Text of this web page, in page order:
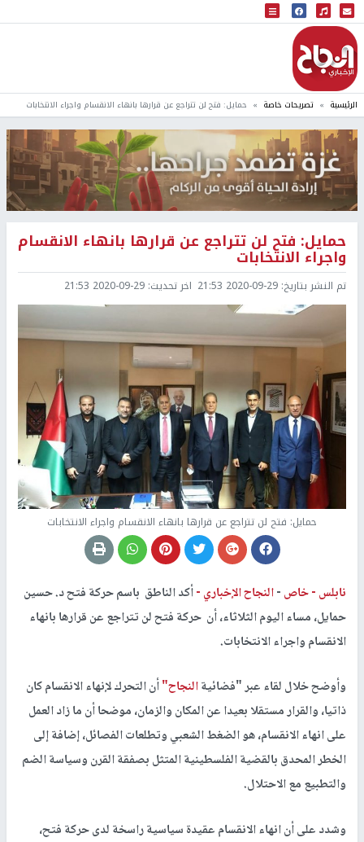
البث المباشر
إذاعة النجاح
الرئيسية تصريحات خاصة حمايل: فتح لن تتراجع عن قرارها بانهاء الانقسام واجراء الانتخابات
حمايل: فتح لن تتراجع عن قرارها بانهاء الانقسام
واجراء الانتخابات
تم النشر بتاريخ: 2020-09-29 21:53 اخر تحديث: 2020-09-29 21:53
حمايل: فتح لن تتراجع عن قرارها بانهاء الانقسام واجراء الانتخابات
نابلس -خاص-النجاح الإخباري -أكد الناطق باسم حركة فتح د. حسين
حمايل، مساء اليوم الثلاثاء، أن حركة فتح لن تتراجع عن قرارها بانهاء
الانقسام واجراء الانتخابات.
وأوضح خلال لقاء عبر "فضائيةالنجاح"أن التحرك لإنهاء الانقسام كان
ذاتيا، والقرار مستقلا بعيدا عن المكان والزمان، موضحا أن ما زاد العمل
على انهاء الانقسام، هو الضغط الشعبي وتطلعات الفصائل، إضافة إلى
الخطر المحدق بالقضية الفلسطينية المتثل بصفقة القرن وسياسة الضم
والتطبيع مع الاحتلال.
وشدد على أن انهاء الانقسام عقيدة سياسية راسخة لدى حركة فتح،